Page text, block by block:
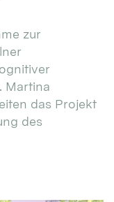
zur
Martina
das Projekt
des